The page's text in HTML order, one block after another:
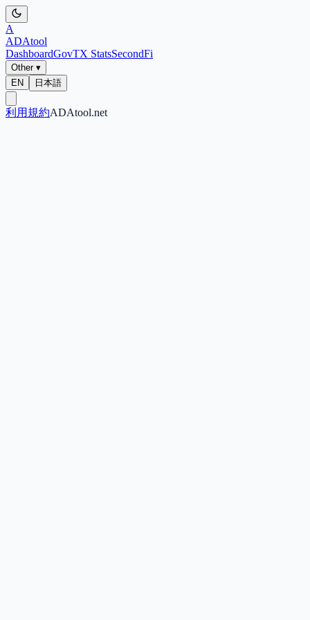
A
ADAtool
DashboardGovTX StatsSecondFi
Other ▾
EN
日本語
利用規約ADAtool.net